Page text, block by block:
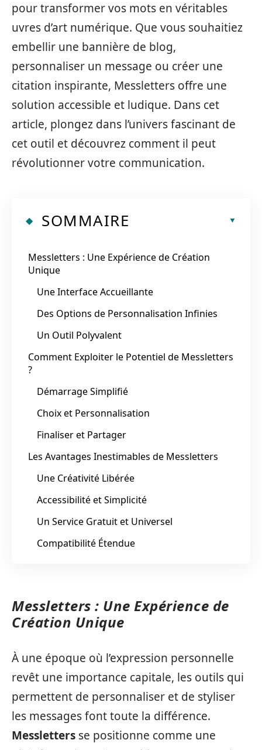
pour transformer vos mots en véritables
uvres d’art numérique. Que vous souhaitiez
embellir une bannière de blog,
personnaliser un message ou créer une
citation inspirante, Messletters offre une
solution accessible et ludique. Dans cet
article, plongez dans l’univers fascinant de
cet outil et découvrez comment il peut
révolutionner votre communication.
SOMMAIRE
Messletters : Une Expérience de Création
Unique
Une Interface Accueillante
Des Options de Personnalisation Infinies
Un Outil Polyvalent
Comment Exploiter le Potentiel de Messletters
?
Démarrage Simplifié
Choix et Personnalisation
Finaliser et Partager
Les Avantages Inestimables de Messletters
Une Créativité Libérée
Accessibilité et Simplicité
Un Service Gratuit et Universel
Compatibilité Étendue
Messletters : Une Expérience de
Création Unique
À une époque où l’expression personnelle
revêt une importance capitale, les outils qui
permettent de personnaliser et de styliser
les messages font toute la différence.
Messletters se positionne comme une